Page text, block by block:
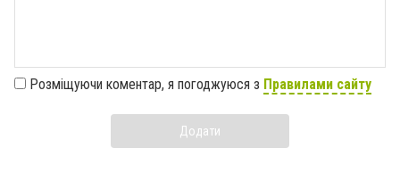
Розміщуючи коментар, я погоджуюся з Правилами сайту
Додати